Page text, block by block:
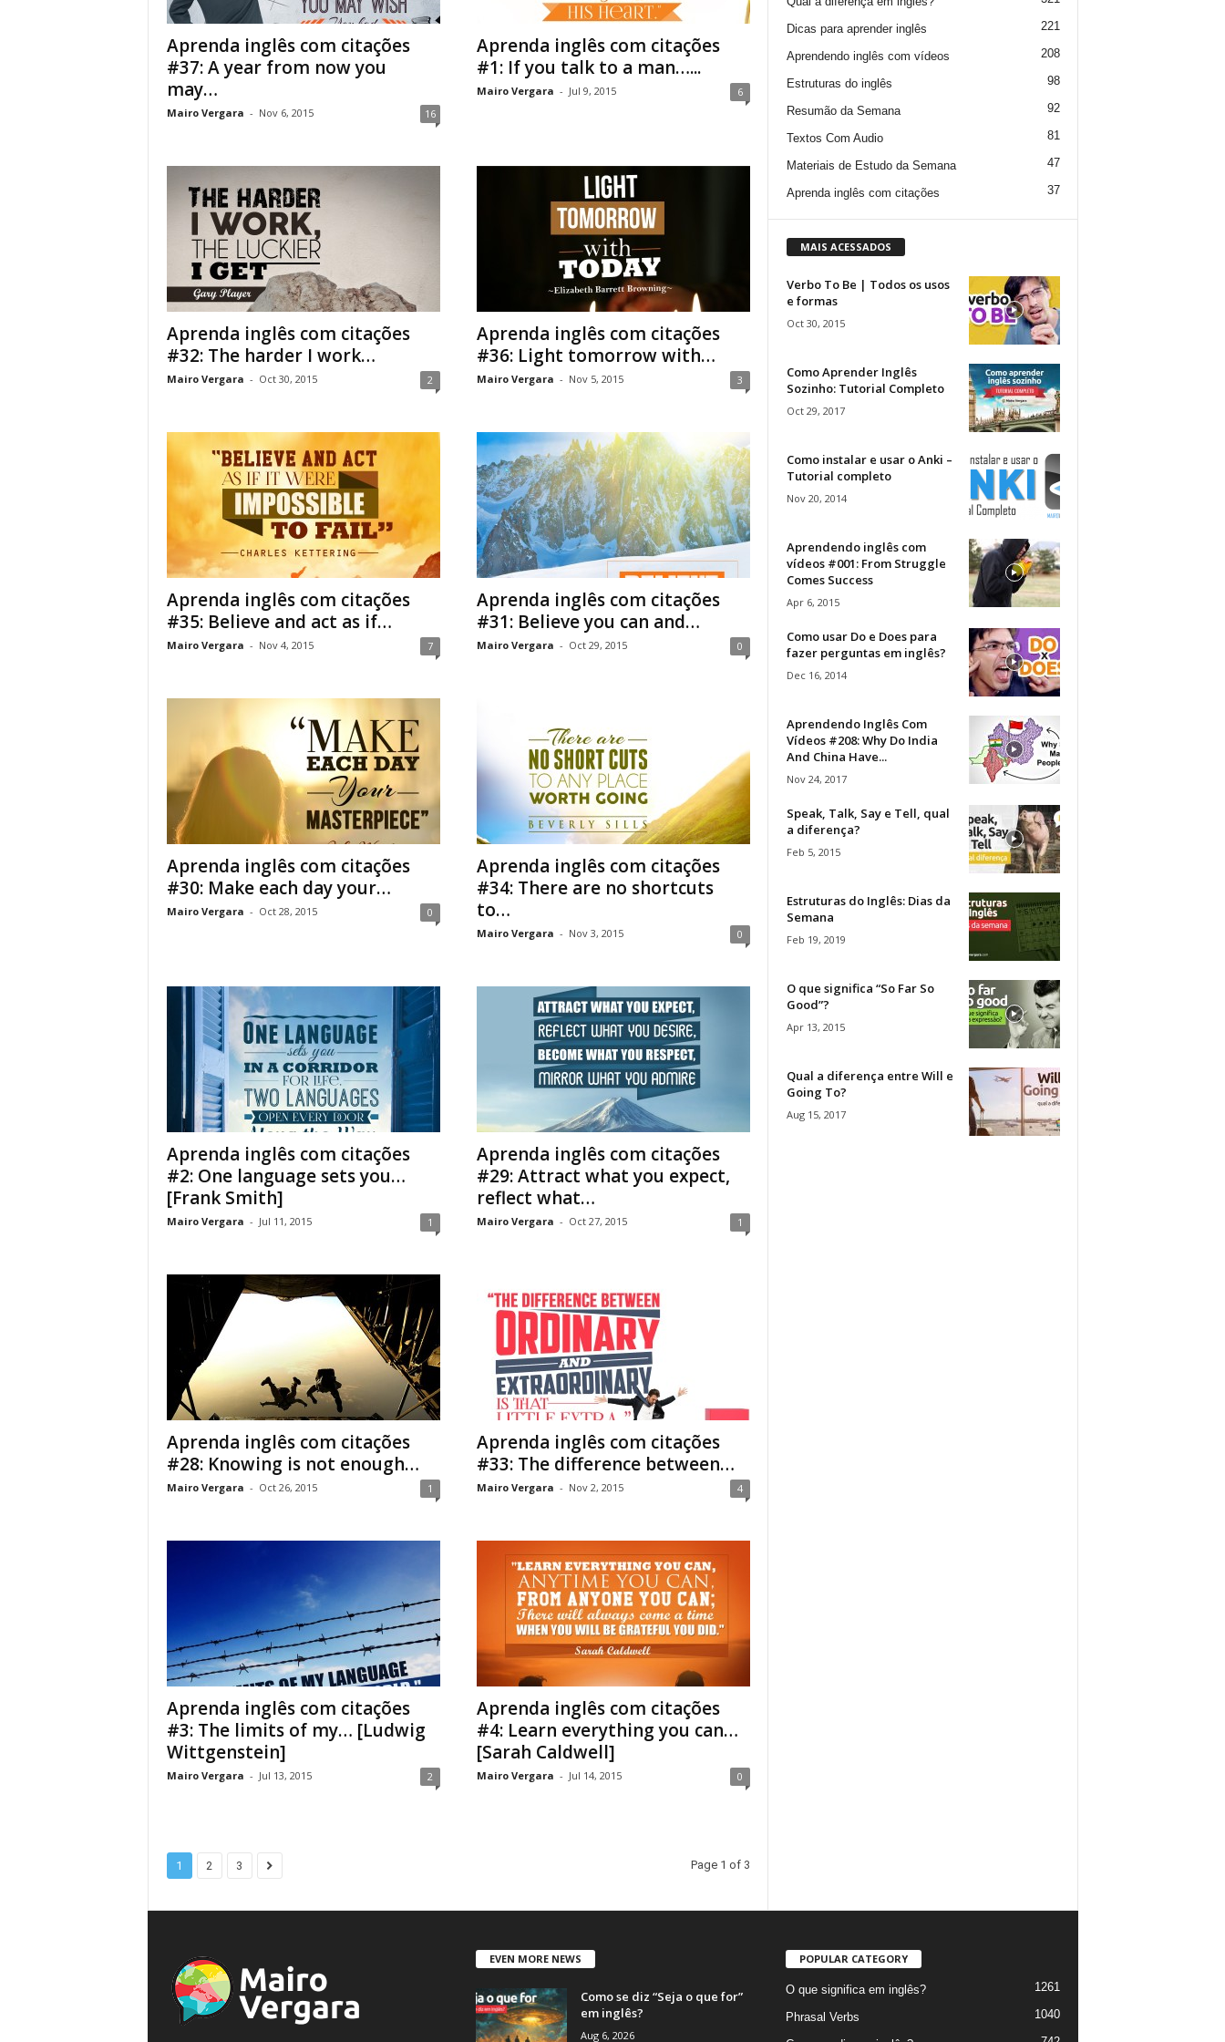
Aprenda inglês com citações
#37: A year from now you
may…
Mairo Vergara - Nov 6, 2015 16
Aprenda inglês com citações
#1: If you talk to a man…...
Mairo Vergara - Jul 9, 2015 6
Aprenda inglês com citações
#32: The harder I work…
Mairo Vergara - Oct 30, 2015 2
Aprenda inglês com citações
#36: Light tomorrow with…
Mairo Vergara - Nov 5, 2015 3
Aprenda inglês com citações
#35: Believe and act as if…
Mairo Vergara - Nov 4, 2015 7
Aprenda inglês com citações
#31: Believe you can and…
Mairo Vergara - Oct 29, 2015 0
Aprenda inglês com citações
#30: Make each day your…
Mairo Vergara - Oct 28, 2015 0
Aprenda inglês com citações
#34: There are no shortcuts
to…
Mairo Vergara - Nov 3, 2015 0
Aprenda inglês com citações
#2: One language sets you…
[Frank Smith]
Mairo Vergara - Jul 11, 2015 1
Aprenda inglês com citações
#29: Attract what you expect,
reflect what…
Mairo Vergara - Oct 27, 2015 1
Aprenda inglês com citações
#28: Knowing is not enough…
Mairo Vergara - Oct 26, 2015 1
Aprenda inglês com citações
#33: The difference between…
Mairo Vergara - Nov 2, 2015 4
Aprenda inglês com citações
#3: The limits of my… [Ludwig
Wittgenstein]
Mairo Vergara - Jul 13, 2015 2
Aprenda inglês com citações
#4: Learn everything you can…
[Sarah Caldwell]
Mairo Vergara - Jul 14, 2015 0
1 2 3 Page 1 of 3
Dicas para aprender inglês 221
Aprendendo inglês com vídeos 208
Estruturas do inglês 98
Resumão da Semana 92
Textos Com Audio 81
Materiais de Estudo da Semana 47
Aprenda inglês com citações 37
MAIS ACESSADOS
Verbo To Be | Todos os usos
e formas
Oct 30, 2015
Como Aprender Inglês
Sozinho: Tutorial Completo
Oct 29, 2017
Como instalar e usar o Anki –
Tutorial completo
Nov 20, 2014
Aprendendo inglês com
vídeos #001: From Struggle
Comes Success
Apr 6, 2015
Como usar Do e Does para
fazer perguntas em inglês?
Dec 16, 2014
Aprendendo Inglês Com
Vídeos #208: Why Do India
And China Have...
Nov 24, 2017
Speak, Talk, Say e Tell, qual
a diferença?
Feb 5, 2015
Estruturas do Inglês: Dias da
Semana
Feb 19, 2019
O que significa “So Far So
Good”?
Apr 13, 2015
Qual a diferença entre Will e
Going To?
Aug 15, 2017
EVEN MORE NEWS
Como se diz “Seja o que for”
em inglês?
Aug 6, 2026
POPULAR CATEGORY
O que significa em inglês? 1261
Phrasal Verbs 1040